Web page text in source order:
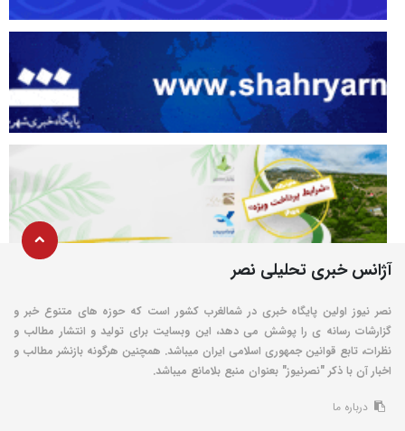
آژانس خبری تحلیلی نصر
نصر نیوز اولین پایگاه خبری در شمالغرب کشور است که حوزه های متنوع خبر و
گزارشات رسانه ی را پوشش می دهد، این وبسایت برای تولید و انتشار مطالب و
نظرات، تابع قوانین جمهوری اسلامی ایران میباشد. همچنین هرگونه بازنشر مطالب و
اخبار آن با ذکر "نصرنیوز" بعنوان منبع بلامانع میباشد.
درباره ما